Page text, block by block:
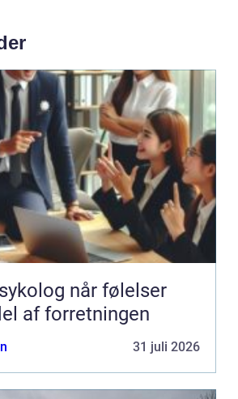
når følelser
af forretningen
31 juli 2026